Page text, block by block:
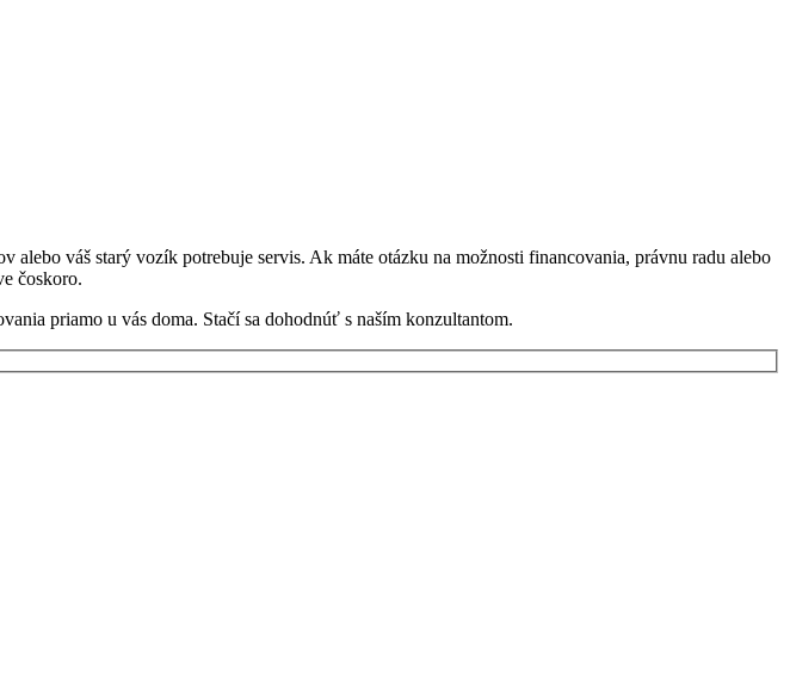
váš starý vozík potrebuje servis. Ak máte otázku na možnosti financovania, právnu radu alebo
čoskoro.
priamo u vás doma. Stačí sa dohodnúť s naším konzultantom.